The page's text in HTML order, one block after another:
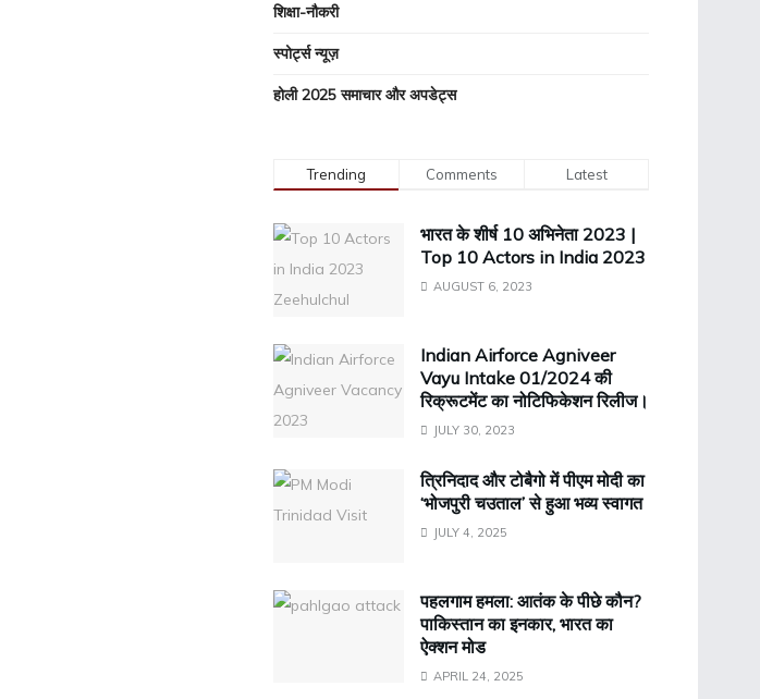
शिक्षा-नौकरी
स्पोर्ट्स न्यूज़
होली 2025 समाचार और अपडेट्स
Trending Comments Latest
भारत के शीर्ष 10 अभिनेता 2023 |
Top 10 Actors in India 2023
AUGUST 6, 2023
Indian Airforce Agniveer
Vayu Intake 01/2024 की
रिक्रूटमेंट का नोटिफिकेशन रिलीज।
JULY 30, 2023
त्रिनिदाद और टोबैगो में पीएम मोदी का
‘भोजपुरी चउताल’ से हुआ भव्य स्वागत
JULY 4, 2025
पहलगाम हमला: आतंक के पीछे कौन?
पाकिस्तान का इनकार, भारत का
ऐक्शन मोड
APRIL 24, 2025